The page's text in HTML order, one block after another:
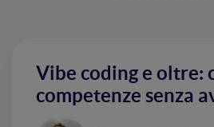
Vibe coding e oltre:
competenze senza